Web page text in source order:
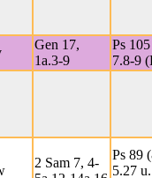
Gen 17,
1a.3-9
Ps
7.8-9
2 Sam 7, 4-
Ps 89
5.27